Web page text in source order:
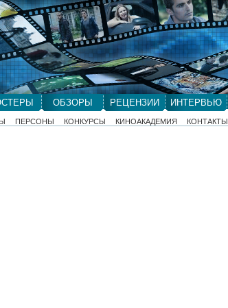
ОБЗОРЫ РЕЦЕНЗИИ ИНТЕРВЬЮ
ПЕРСОНЫ КОНКУРСЫ КИНОАКАДЕМИЯ КОНТАКТЫ